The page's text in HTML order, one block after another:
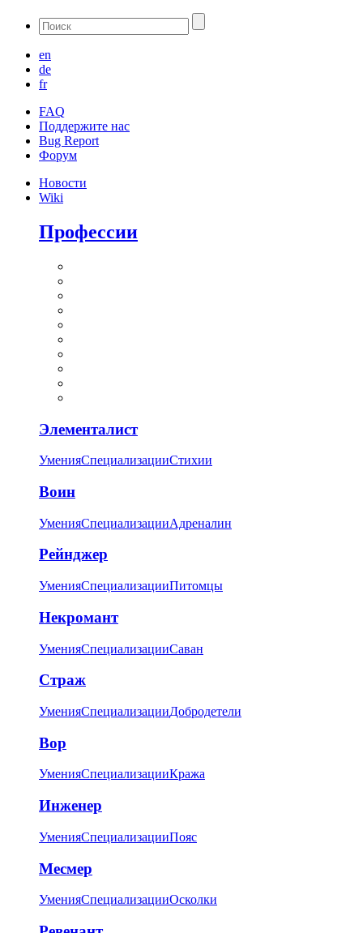
en
de
fr
FAQ
Поддержите нас
Bug Report
Форум
Новости
Wiki
Профессии
Элементалист
УменияСпециализацииСтихии
Воин
УменияСпециализацииАдреналин
Рейнджер
УменияСпециализацииПитомцы
Некромант
УменияСпециализацииСаван
Страж
УменияСпециализацииДобродетели
Вор
УменияСпециализацииКража
Инженер
УменияСпециализацииПояс
Месмер
УменияСпециализацииОсколки